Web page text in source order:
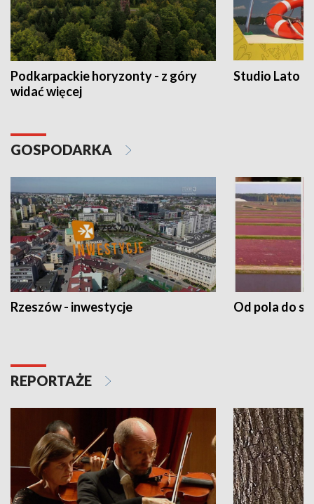
Podkarpackie horyzonty - z góry
widać więcej
Studio Lato
GOSPODARKA
Rzeszów - inwestycje Od pola do
REPORTAŻE